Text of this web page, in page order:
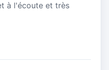
à l'écoute et très